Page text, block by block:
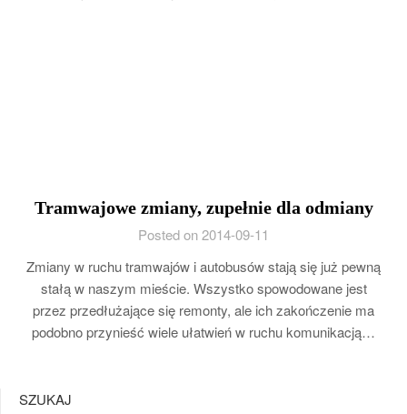
Tramwajowe zmiany, zupełnie dla odmiany
Posted on 2014-09-11
Zmiany w ruchu tramwajów i autobusów stają się już pewną
stałą w naszym mieście. Wszystko spowodowane jest
przez przedłużające się remonty, ale ich zakończenie ma
podobno przynieść wiele ułatwień w ruchu komunikacją…
SZUKAJ